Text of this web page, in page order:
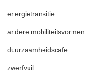
energietransitie
andere mobiliteitsvormen
duurzaamheidscafe
zwerfvuil